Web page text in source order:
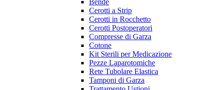
Bende
Cerotti a Strip
Cerotti in Rocchetto
Cerotti Postoperatori
Compresse di Garza
Cotone
Kit Sterili per Medicazione
Pezze Laparotomiche
Rete Tubolare Elastica
Tamponi di Garza